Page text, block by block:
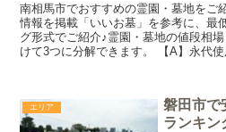
南相馬市でおすすめの霊園・墓地をご
情報を掲載「いいお墓」を参考に、最
グ形式でご紹介♪霊園・墓地の値段相
けて3つに分解できます。 【A】永代使
エリア
磐田市で
ランキン